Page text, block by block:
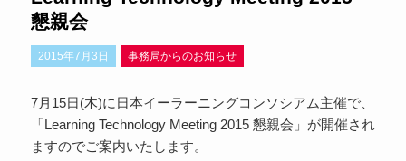
懇親会
2015年7月3日 事務局からのお知らせ
7月15日(木)に日本イーラーニングコンソシアム主催で、
「Learning Technology Meeting 2015 懇親会」が開催され
ますのでご案内いたします。